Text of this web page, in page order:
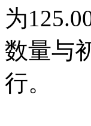
为
数量与
行。